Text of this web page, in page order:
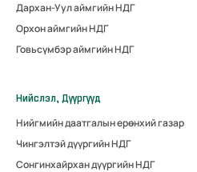
Дархан-Уул аймгийн НДГ
Орхон аймгийн НДГ
Говьсүмбэр аймгийн НДГ
Нийслэл, Дүүргүүд
Нийгмийн даатгалын ерөнхий газар
Чингэлтэй дүүргийн НДГ
Сонгинхайрхан дүүргийн НДГ